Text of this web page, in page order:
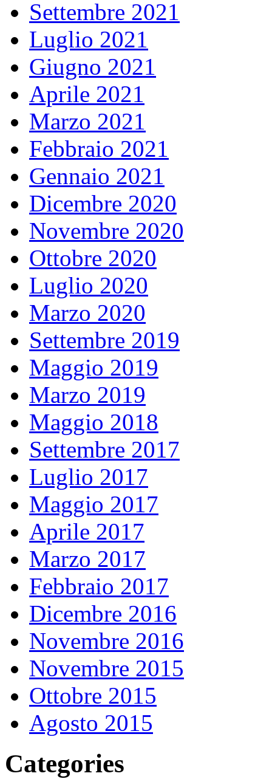
Settembre 2021
Luglio 2021
Giugno 2021
Aprile 2021
Marzo 2021
Febbraio 2021
Gennaio 2021
Dicembre 2020
Novembre 2020
Ottobre 2020
Luglio 2020
Marzo 2020
Settembre 2019
Maggio 2019
Marzo 2019
Maggio 2018
Settembre 2017
Luglio 2017
Maggio 2017
Aprile 2017
Marzo 2017
Febbraio 2017
Dicembre 2016
Novembre 2016
Novembre 2015
Ottobre 2015
Agosto 2015
Categories